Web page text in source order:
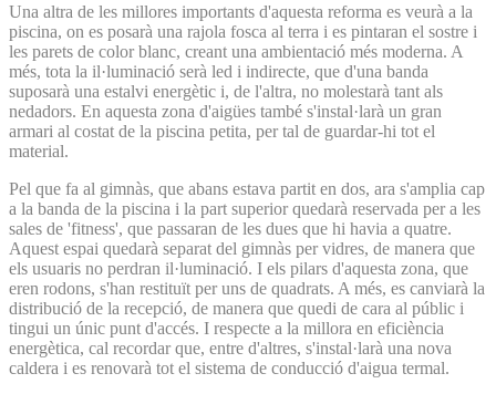
Una altra de les millores importants d'aquesta reforma es veurà a la
piscina, on es posarà una rajola fosca al terra i es pintaran el sostre i
les parets de color blanc, creant una ambientació més moderna. A
més, tota la il·luminació serà led i indirecte, que d'una banda
suposarà una estalvi energètic i, de l'altra, no molestarà tant als
nedadors. En aquesta zona d'aigües també s'instal·larà un gran
armari al costat de la piscina petita, per tal de guardar-hi tot el
material.
Pel que fa al gimnàs, que abans estava partit en dos, ara s'amplia cap
a la banda de la piscina i la part superior quedarà reservada per a les
sales de 'fitness', que passaran de les dues que hi havia a quatre.
Aquest espai quedarà separat del gimnàs per vidres, de manera que
els usuaris no perdran il·luminació. I els pilars d'aquesta zona, que
eren rodons, s'han restituït per uns de quadrats. A més, es canviarà la
distribució de la recepció, de manera que quedi de cara al públic i
tingui un únic punt d'accés. I respecte a la millora en eficiència
energètica, cal recordar que, entre d'altres, s'instal·larà una nova
caldera i es renovarà tot el sistema de conducció d'aigua termal.